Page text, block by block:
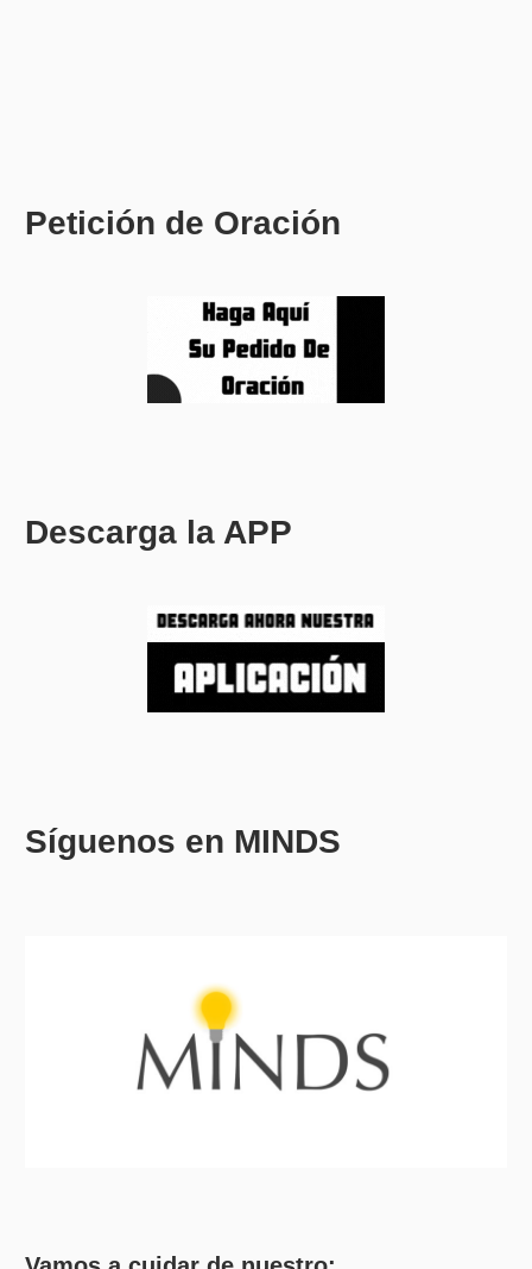
Petición de Oración
Descarga la APP
Síguenos en MINDS